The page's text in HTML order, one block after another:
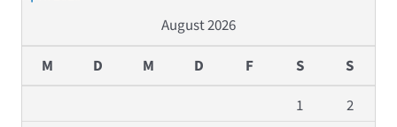
August 2026
M D M D F S S
1
2